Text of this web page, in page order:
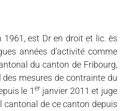
1961, est Dr en droit et lic. ès
années d’activité comme
du canton de Fribourg,
mesures de contrainte du
le 1 erjanvier 2011 et juge
cantonal de ce canton depuis